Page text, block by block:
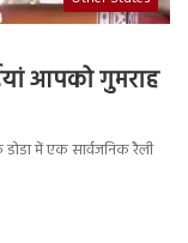
आपको गुमराह
में एक सार्वजनिक रैली